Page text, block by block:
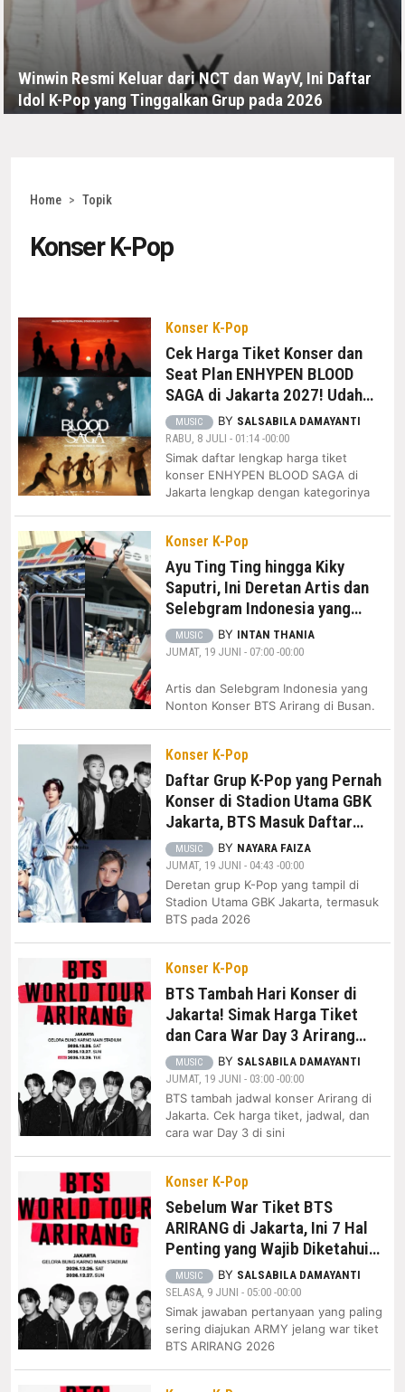
Winwin Resmi Keluar dari NCT dan WayV, Ini Daftar
Idol K-Pop yang Tinggalkan Grup pada 2026
Home > Topik
Konser K-Pop
Konser K-Pop
Cek Harga Tiket Konser dan
Seat Plan ENHYPEN BLOOD
SAGA di Jakarta 2027! Udah
Nabung Belum?
MUSIC BY SALSABILA DAMAYANTI
RABU, 8 JULI - 01:14 -00:00
Simak daftar lengkap harga tiket
konser ENHYPEN BLOOD SAGA di
Jakarta lengkap dengan kategorinya
Konser K-Pop
Ayu Ting Ting hingga Kiky
Saputri, Ini Deretan Artis dan
Selebgram Indonesia yang
Nonton Konser BTS Arirang di
Busan
MUSIC BY INTAN THANIA
JUMAT, 19 JUNI - 07:00 -00:00
Artis dan Selebgram Indonesia yang
Nonton Konser BTS Arirang di Busan.
Konser K-Pop
Daftar Grup K-Pop yang Pernah
Konser di Stadion Utama GBK
Jakarta, BTS Masuk Daftar
2026
MUSIC BY NAYARA FAIZA
JUMAT, 19 JUNI - 04:43 -00:00
Deretan grup K-Pop yang tampil di
Stadion Utama GBK Jakarta, termasuk
BTS pada 2026
Konser K-Pop
BTS Tambah Hari Konser di
Jakarta! Simak Harga Tiket
dan Cara War Day 3 Arirang
2026 Ini
MUSIC BY SALSABILA DAMAYANTI
JUMAT, 19 JUNI - 03:00 -00:00
BTS tambah jadwal konser Arirang di
Jakarta. Cek harga tiket, jadwal, dan
cara war Day 3 di sini
Konser K-Pop
Sebelum War Tiket BTS
ARIRANG di Jakarta, Ini 7 Hal
Penting yang Wajib Diketahui
ARMY!
MUSIC BY SALSABILA DAMAYANTI
SELASA, 9 JUNI - 05:00 -00:00
Simak jawaban pertanyaan yang paling
sering diajukan ARMY jelang war tiket
BTS ARIRANG 2026